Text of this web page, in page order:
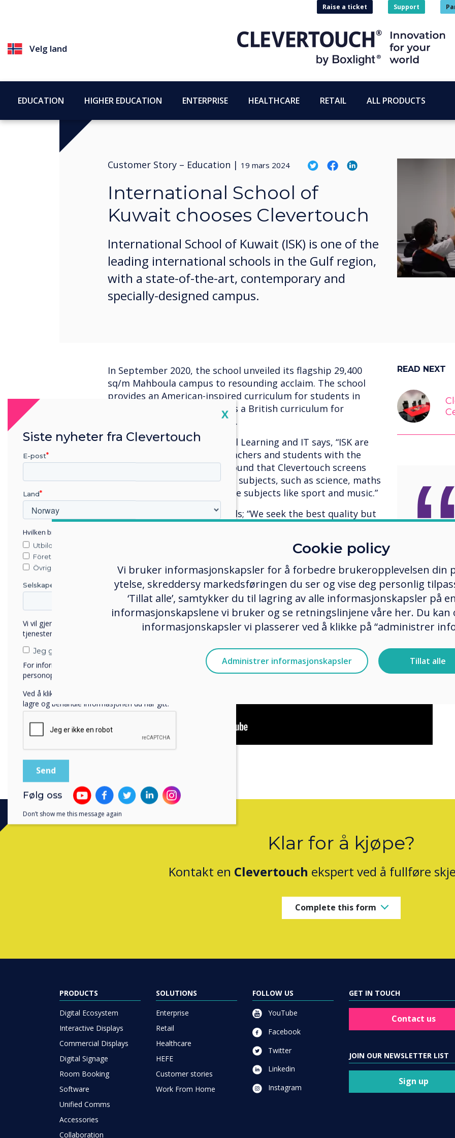
Velg land
Raise a ticket Support
EDUCATION HIGHER EDUCATION ENTERPRISE HEALTHCARE RETAIL ALL PRODUCTS
Customer Story – Education | 19 mars 2024
International School of
Kuwait chooses Clevertouch
International School of Kuwait (ISK) is one of the
leading international schools in the Gulf region,
with a state-of-the-art, contemporary and
specially-designed campus.
In September 2020, the school unveiled its flagship 29,400
sq/m Mahboula campus to resounding acclaim. The school
provides an American-inspired curriculum for students in
grades KG1 to G10,, as well as a British curriculum for
students from FS1 to Year 10.
Rash Al Zuriqi, Head of Digital Learning and IT says, “ISK are
always seeking to provide teachers and students with the
latest technology. We have found that Clevertouch screens
help the teachers in different subjects, such as science, maths
and English, and even in active subjects like sport and music.”
IT Partner, Ziad El Banna, adds; “We seek the best quality but
READ NEXT
to
and
latest
Klar for å kjøpe?
Kontakt en Clevertouch ekspert ved å fullføre
Complete this form
PRODUCTS
Digital Ecosystem
Interactive Displays
Commercial Displays
Digital Signage
Room Booking
Software
Unified Comms
Accessories
Collaboration
SOLUTIONS
Enterprise
Retail
Healthcare
HEFE
Customer stories
Work From Home
FOLLOW US
YouTube
Facebook
Twitter
Linkedin
Instagram
GET IN TOUCH
Contact us
JOIN OUR NEWSLETTER LIST
Sign up
Cookie policy
Vi bruker informasjonskapsler for å forbedre brukeropplevelsen din
ytelse, skreddersy markedsføringen du ser og vise deg personlig
‘Tillat alle’, samtykker du til lagring av alle informasjonskapsler på
informasjonskapslene vi bruker og se retningslinjene våre her. Du
informasjonskapsler vi plasserer ved å klikke på “administrer
Administrer informasjonskapsler Tillat alle
Close
X
Siste nyheter fra Clevertouch
E-post
Land
Hvilken bransje jobber du i?
Utbildning
Företag
Övriga
Selskapets navn
Vi vil gjerne kontakte deg angående våre produkter og
tjenester via e-post, telefon eller post.
Jeg godtar å motta kommunikasjon fra Clevertouch.
For informasjon om hvordan vi samler inn og bruker
personopplysningene dine, se vår
Ved å klikke på send gir du samtykke til Clevertouch til å
lagre og behandle informasjonen du har gitt.
Følg oss
Don’t show me this message again